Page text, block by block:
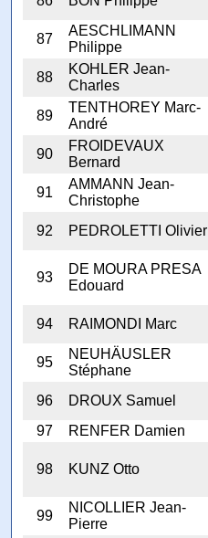
87
AESCHLIMANN
Philippe
88
KOHLER Jean-
Charles
89
TENTHOREY Marc-
André
90
FROIDEVAUX
Bernard
91
AMMANN Jean-
Christophe
92 PEDROLETTI Olivier
93
DE MOURA PRESA
Edouard
94
RAIMONDI Marc
95
NEUHÄUSLER
Stéphane
96
DROUX Samuel
97
RENFER Damien
98 KUNZ Otto
99
NICOLLIER Jean-
Pierre